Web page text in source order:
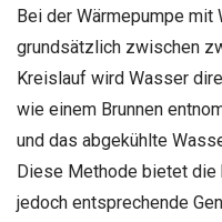
Bei der Wärmepumpe
grundsätzlich zwischen
Kreislauf wird Wasser
wie einem Brunnen
und das abgekühlte
Diese Methode bietet
jedoch entsprechende